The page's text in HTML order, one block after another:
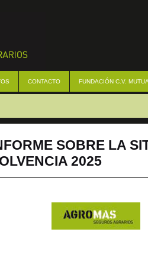
CONTACTO FUNDACIÓN C.V.
SOBRE LA
2025